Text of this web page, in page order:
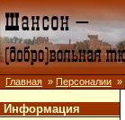
Главная » Персоналии »
Информация